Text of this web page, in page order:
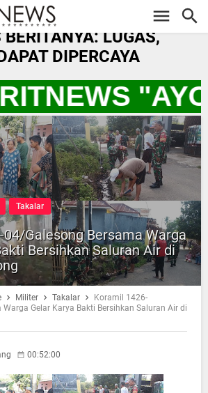
LUGAS,
DIPERCAYA
"AYO
Takalar
Galesong Bersama Warga
Bersihkan Saluran Air di
Militer Takalar
Koramil 1426-
Gelar Karya Bakti Bersihkan Saluran Air di
00:52:00